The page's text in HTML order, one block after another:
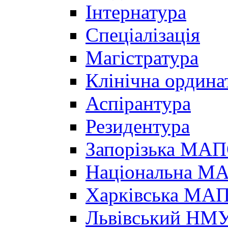
Інтернатура
Спеціалізація
Магістратура
Клінічна
Аспірантура
Резидентура
Запорізька
Національна
Харківська
Львівський